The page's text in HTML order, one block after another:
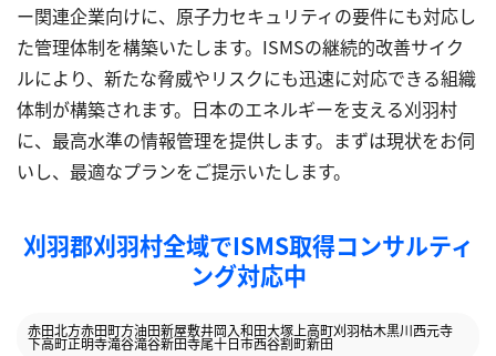
ー関連企業向けに、原子力セキュリティの要件にも対応し
た管理体制を構築いたします。ISMSの継続的改善サイク
ルにより、新たな脅威やリスクにも迅速に対応できる組織
体制が構築されます。日本のエネルギーを支える刈羽村
に、最高水準の情報管理を提供します。まずは現状をお伺
いし、最適なプランをご提示いたします。
刈羽郡刈羽村全域でISMS取得コンサルティ
ング対応中
赤田北方赤田町方油田新屋敷井岡入和田大塚 上高町刈羽枯木黒川西元寺
下高町正明寺滝谷滝谷新田寺尾十日市西谷割町新田